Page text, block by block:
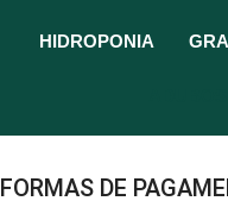
HIDROPONIA
FORMAS DE